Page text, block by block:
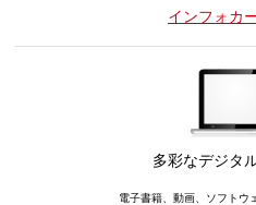
インフォカ
多彩なデジタ
電子書籍、動画、ソフトウ